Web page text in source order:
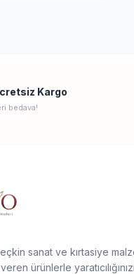
Kargo
bedava!
sanat ve kırtasiye
ürünlerle